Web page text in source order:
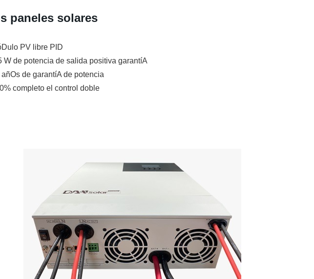
paneles solares
PV libre PID
W de potencia de salida positiva garantíA
añOs de garantíA de potencia
completo el control doble